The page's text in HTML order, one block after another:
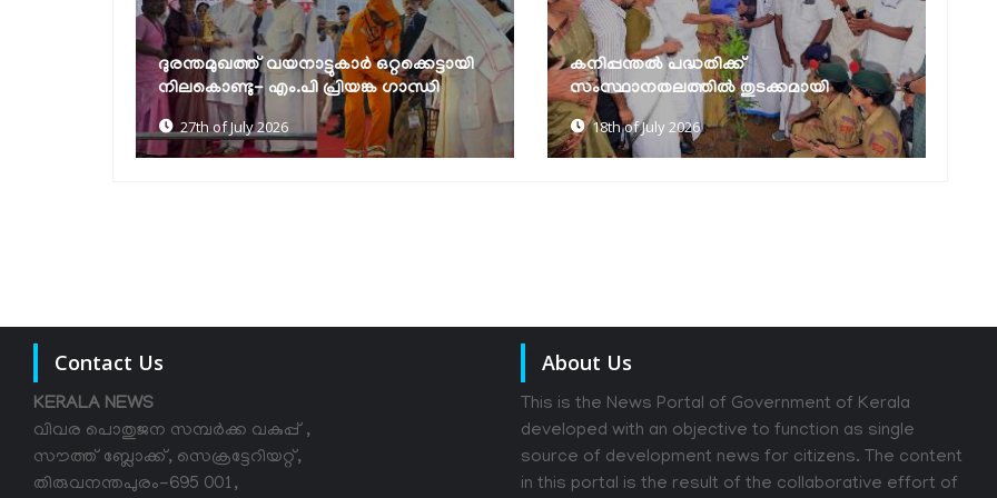
ദുരന്തമുഖത്ത് വയനാട്ടുകാര്‍ ഒറ്റക്കെട്ടായി
നിലകൊണ്ടു- എം.പി പ്രിയങ്ക ഗാന്ധി
27th of July 2026
കനിപ്പന്തൽ പദ്ധതിക്ക്
സംസ്ഥാനതലത്തിൽ തുടക്കമായി
18th of July 2026
Contact Us
KERALA NEWS
വിവര പൊതുജന സമ്പര്‍ക്ക വകുപ്പ് ,
സൗത്ത് ബ്ലോക്ക്, സെക്രട്ടേറിയറ്റ്,
തിരുവനന്തപുരം-695 001,
About Us
This is the News Portal of Government of Kerala
developed with an objective to function as single
source of development news for citizens. The content
in this portal is the result of the collaborative effort of